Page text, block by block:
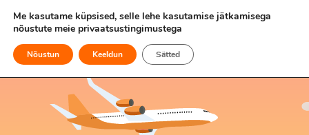
Me kasutame küpsised, selle lehe kasutamise jätkamisega
nõustute meie privaatsustingimustega
Nõustun Keeldun Sätted